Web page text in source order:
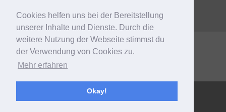
Cookies helfen uns bei der Bereitstellung
unserer Inhalte und Dienste. Durch die
weitere Nutzung der Webseite stimmst du
der Verwendung von Cookies zu.
Mehr erfahren
Okay!
AGB Impressum
Widerrufsbelehrung
Datenschutz
Lieferung / Versandkosten